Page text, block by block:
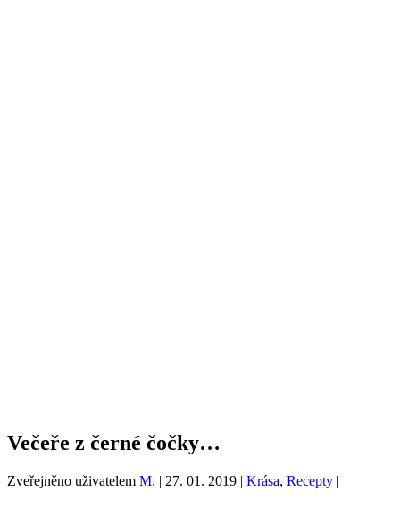
Večeře z černé čočky…
Zveřejněno uživatelem M. | 27. 01. 2019 | Krása, Recepty |